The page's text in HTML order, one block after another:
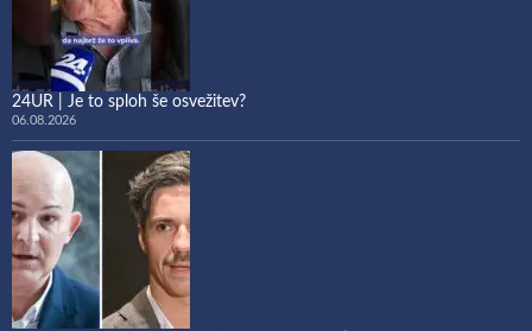
24UR | Je to sploh še osvežitev?
06.08.2026